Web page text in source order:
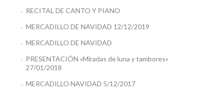
RECITAL DE CANTO Y PIANO
MERCADILLO DE NAVIDAD 12/12/2019
MERCADILLO DE NAVIDAD
PRESENTACIÓN «Miradas de luna y tambores»
27/01/2018
MERCADILLO NAVIDAD 5/12/2017